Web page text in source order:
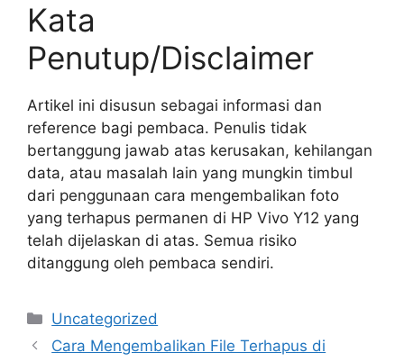
Kata
Penutup/Disclaimer
Artikel ini disusun sebagai informasi dan
reference bagi pembaca. Penulis tidak
bertanggung jawab atas kerusakan, kehilangan
data, atau masalah lain yang mungkin timbul
dari penggunaan cara mengembalikan foto
yang terhapus permanen di HP Vivo Y12 yang
telah dijelaskan di atas. Semua risiko
ditanggung oleh pembaca sendiri.
Categories
Uncategorized
Cara Mengembalikan File Terhapus di